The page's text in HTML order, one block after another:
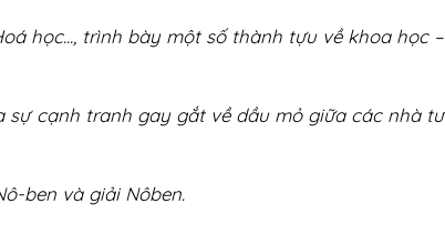
học..., trình bày một số thành tựu về khoa học –
sự cạnh tranh gay gắt về dầu mỏ giữa các nhà tư
ben và giải Nôben.